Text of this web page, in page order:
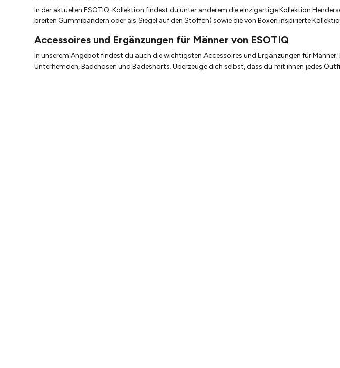
In der aktuellen ESOTIQ-Kollektion findest du unter anderem die einzigartige Kollektion
breiten Gummibändern oder als Siegel auf den Stoffen) sowie die von Boxen inspirierte
Accessoires und Ergänzungen für Männer von ESOTIQ
In unserem Angebot findest du auch die wichtigsten Accessoires und Ergänzungen für
Unterhemden, Badehosen und Badeshorts. Überzeuge dich selbst, dass du mit ihnen jedes